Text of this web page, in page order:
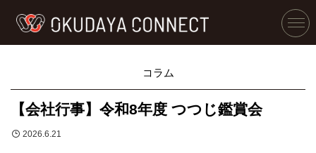
コラム
【会社行事】令和8年度 つつじ鑑賞会
2026.6.21